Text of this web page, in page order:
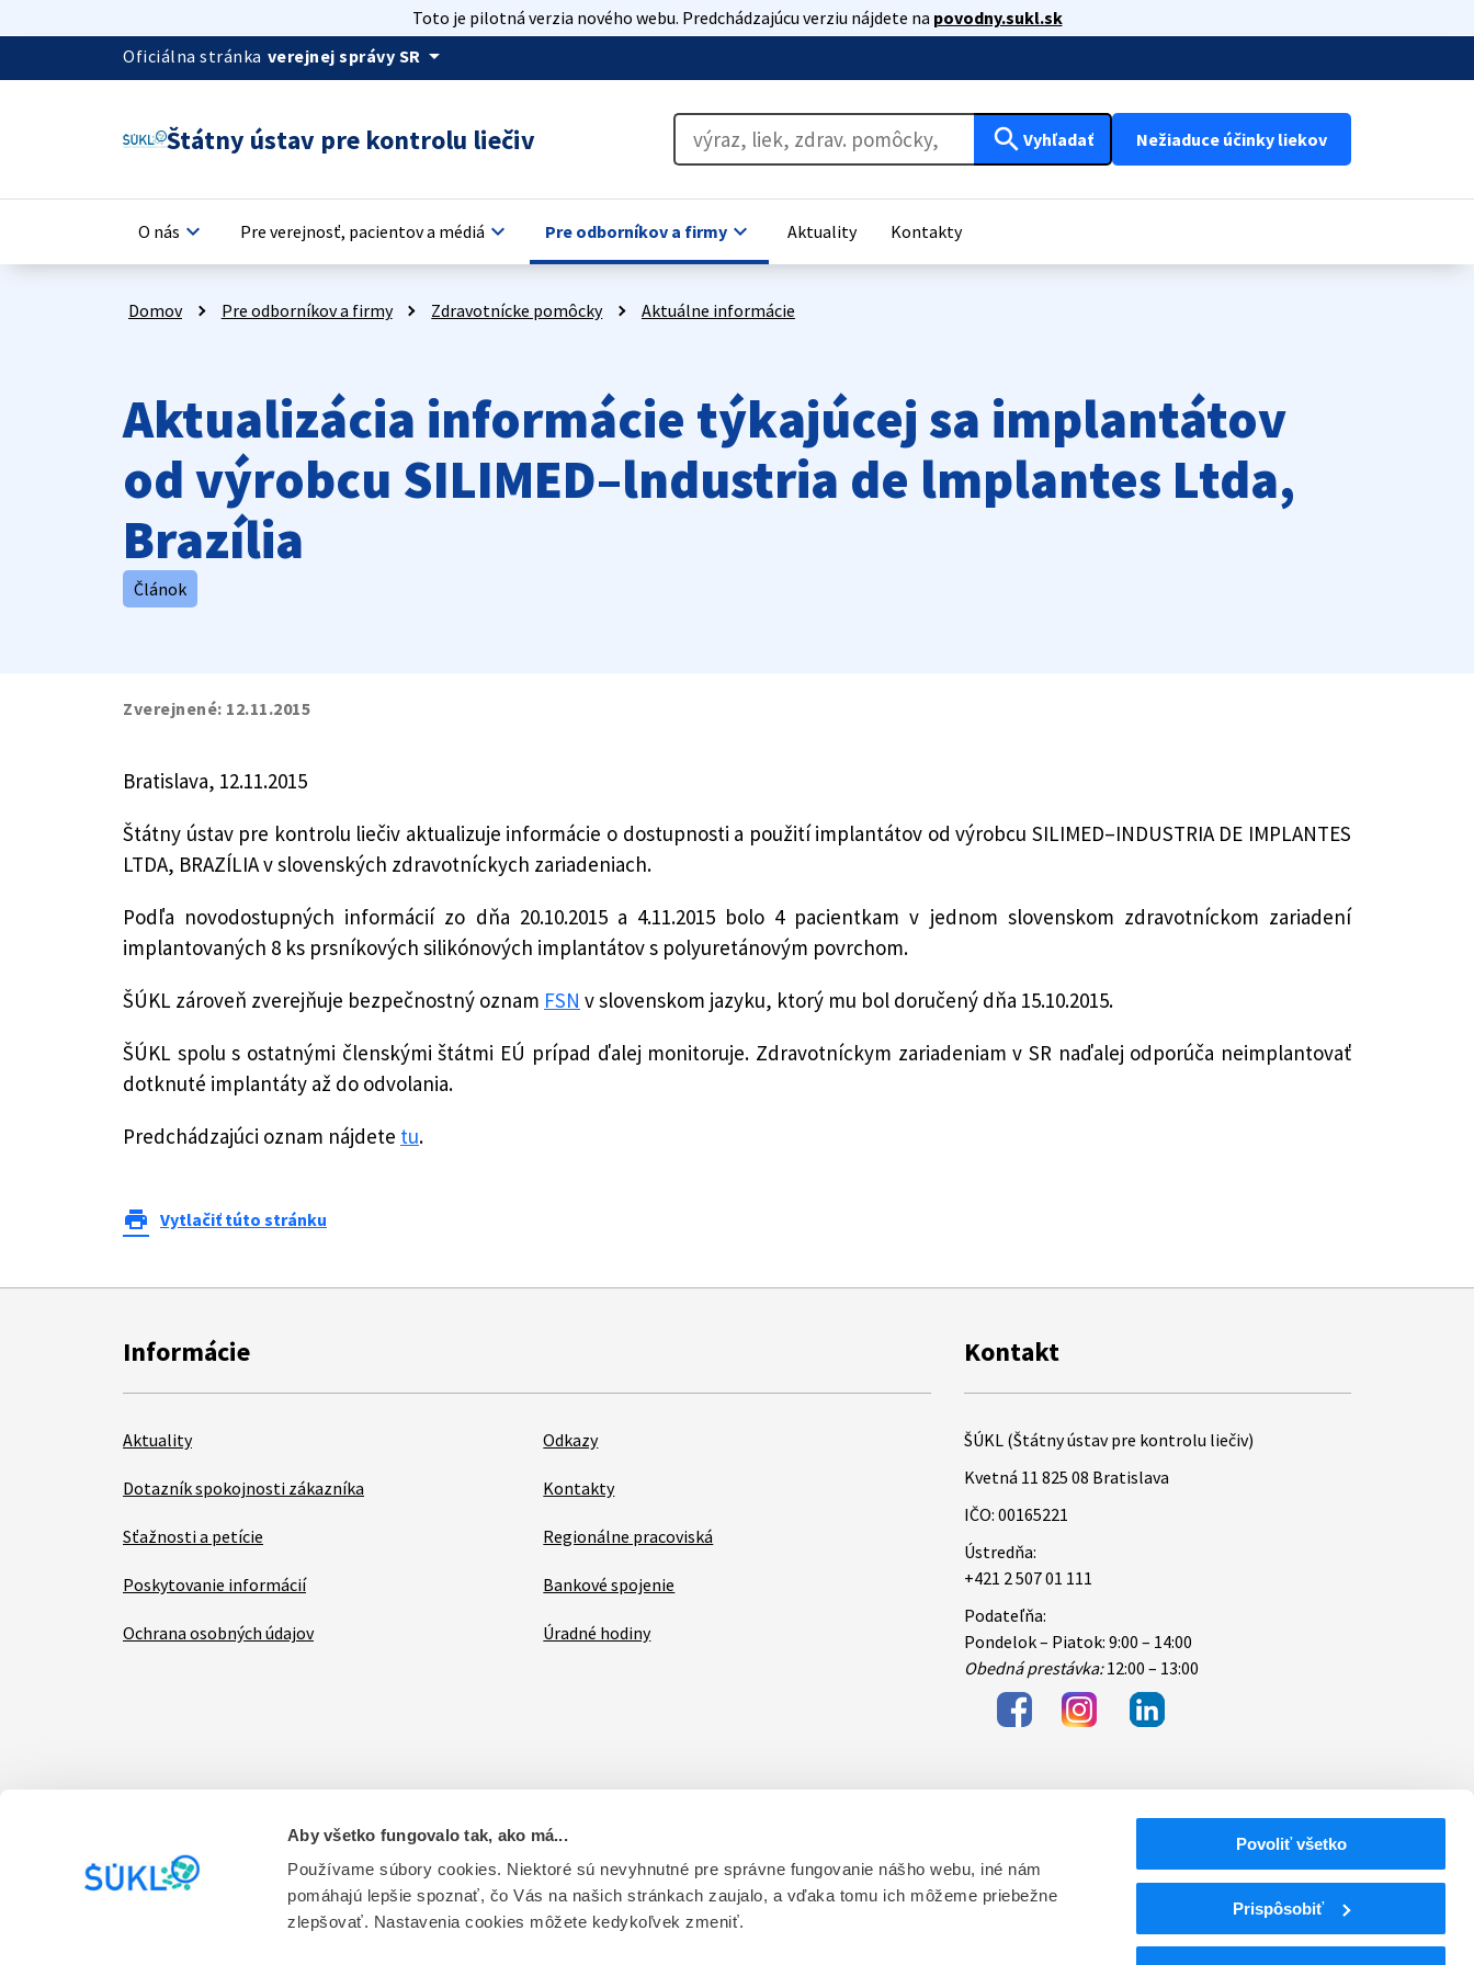
Aby všetko fungovalo tak, ako má...
Používame súbory cookies. Niektoré sú nevyhnutné pre správne fungovanie nášho webu, iné nám
pomáhajú lepšie spoznať, čo Vás na našich stránkach zaujalo, a vďaka tomu ich môžeme priebežne
zlepšovať. Nastavenia cookies môžete kedykoľvek zmeniť.
Povoliť všetko
Prispôsobiť
Toto je pilotná verzia nového webu. Predchádzajúcu verziu nájdete na povodny.sukl.sk
Oficiálna stránka verejnej správy SR arrow_drop_down
Štátny ústav pre kontrolu liečiv search Vyhľadať Nežiaduce účinky liekov
O nás keyboard_arrow_down Pre verejnosť, pacientov a médiá keyboard_arrow_down Pre odborníkov a firmy keyboard_arrow_down Aktuality Kontakty
Domov Pre odborníkov a firmy Zdravotnícke pomôcky Aktuálne informácie
Aktualizácia informácie týkajúcej sa implantátov
od výrobcu SILIMED–lndustria de lmplantes Ltda,
Brazília
Článok
Zverejnené: 12.11.2015
Bratislava, 12.11.2015
Štátny ústav pre kontrolu liečiv aktualizuje informácie o dostupnosti a použití implantátov od výrobcu SILIMED–INDUSTRIA DE IMPLANTES
LTDA, BRAZÍLIA v slovenských zdravotníckych zariadeniach.
Podľa novodostupných informácií zo dňa 20.10.2015 a 4.11.2015 bolo 4 pacientkam v jednom slovenskom zdravotníckom zariadení
implantovaných 8 ks prsníkových silikónových implantátov s polyuretánovým povrchom.
ŠÚKL zároveň zverejňuje bezpečnostný oznam FSN v slovenskom jazyku, ktorý mu bol doručený dňa 15.10.2015.
ŠÚKL spolu s ostatnými členskými štátmi EÚ prípad ďalej monitoruje. Zdravotníckym zariadeniam v SR naďalej odporúča neimplantovať
dotknuté implantáty až do odvolania.
Predchádzajúci oznam nájdete tu.
print Vytlačiť túto stránku
Informácie
Aktuality
Dotazník spokojnosti zákazníka
Sťažnosti a petície
Poskytovanie informácií
Ochrana osobných údajov
Odkazy
Kontakty
Regionálne pracoviská
Bankové spojenie
Úradné hodiny
Kontakt
ŠÚKL (Štátny ústav pre kontrolu liečiv)
Kvetná 11 825 08 Bratislava
IČO: 00165221
Ústredňa:
+421 2 507 01 111
Podateľňa:
Pondelok – Piatok: 9:00 – 14:00
Obedná prestávka:12:00 – 13:00
Items
Vyhlásenie o prístupnosti Kontakt na prevádzkovateľa RSS Oznamy Databázy a servis Základné zásady bezpečnosti
Prevádzkovateľom stránky je Štátny ústav pre kontrolu liečiv. Vytvorené v súlade s Jednotným dizajn manuálom elektronických